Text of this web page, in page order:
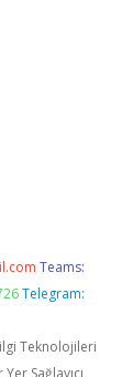
Teams:
Telegram:
Teknolojileri
Sağlayıcı